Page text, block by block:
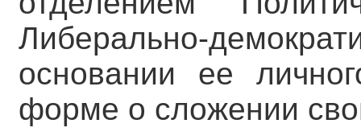
Либерально-
основании ее
форме о сложении